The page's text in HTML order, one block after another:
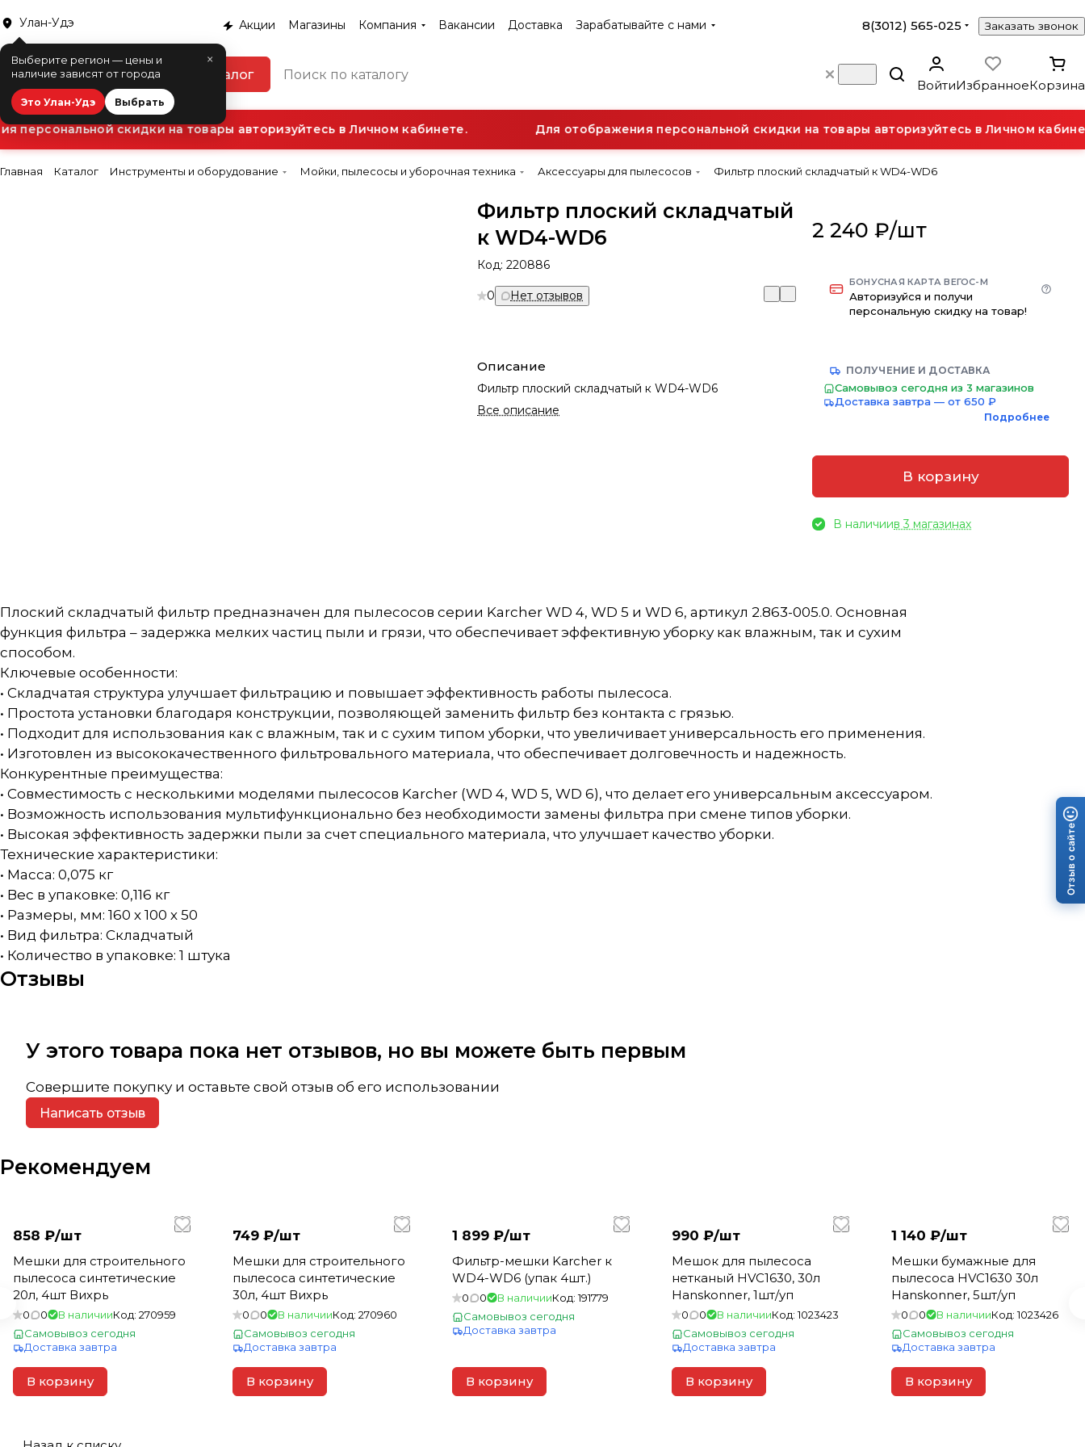
Улан-Удэ
×
Выберите регион — цены и
наличие зависят от города
Это Улан-Удэ Выбрать
Акции Магазины Компания Вакансии Доставка Зарабатывайте с нами 8(3012) 565-025 Заказать звонок
Каталог
ВойтиИзбранноеКорзина
персональной скидки на товары авторизуйтесь в Личном кабинете. Для отображения персональной скидки на товары авторизуйтесь в Личном
Главная Каталог Инструменты и оборудование Мойки, пылесосы и уборочная техника Аксессуары для пылесосов Фильтр плоский складчатый к WD4-WD6
Фильтр плоский складчатый
к WD4-WD6
Код:220886
0 Нет отзывов
Описание
Фильтр плоский складчатый к WD4-WD6
Все описание
2 240 ₽/шт
БОНУСНАЯ КАРТА ВЕГОС-М
Авторизуйся и получи
персональную скидку на товар!
ПОЛУЧЕНИЕ И ДОСТАВКА
Самовывоз сегодня из 3 магазинов
Доставка завтра — от 650 ₽
Подробнее
В корзину
В наличиив 3 магазинах
Плоский складчатый фильтр предназначен для пылесосов серии Karcher WD 4, WD 5 и WD 6, артикул 2.863-005.0. Основная
функция фильтра – задержка мелких частиц пыли и грязи, что обеспечивает эффективную уборку как влажным, так и сухим
способом.
Ключевые особенности:
• Складчатая структура улучшает фильтрацию и повышает эффективность работы пылесоса.
• Простота установки благодаря конструкции, позволяющей заменить фильтр без контакта с грязью.
• Подходит для использования как с влажным, так и с сухим типом уборки, что увеличивает универсальность его применения.
• Изготовлен из высококачественного фильтровального материала, что обеспечивает долговечность и надежность.
Конкурентные преимущества:
• Совместимость с несколькими моделями пылесосов Karcher (WD 4, WD 5, WD 6), что делает его универсальным аксессуаром.
• Возможность использования мультифункционально без необходимости замены фильтра при смене типов уборки.
• Высокая эффективность задержки пыли за счет специального материала, что улучшает качество уборки.
Технические характеристики:
• Масса: 0,075 кг
• Вес в упаковке: 0,116 кг
• Размеры, мм: 160 х 100 х 50
• Вид фильтра: Складчатый
• Количество в упаковке: 1 штука
Отзывы
У этого товара пока нет отзывов, но вы можете быть первым
Совершите покупку и оставьте свой отзыв об его использовании
Написать отзыв
Рекомендуем
858 ₽/шт
Мешки для строительного
пылесоса синтетические
20л, 4шт Вихрь
0 0 В наличииКод: 270959
Самовывоз сегодня
Доставка завтра
В корзину
749 ₽/шт
Мешки для строительного
пылесоса синтетические
30л, 4шт Вихрь
0 0 В наличииКод: 270960
Самовывоз сегодня
Доставка завтра
В корзину
1 899 ₽/шт
Фильтр-мешки Karcher к
WD4-WD6 (упак 4шт.)
0 0 В наличииКод:191779
Самовывоз сегодня
Доставка завтра
В корзину
990 ₽/шт
Мешок для пылесоса
нетканый HVC1630, 30л
Hanskonner, 1шт/уп
0 0 В наличииКод:1023423
Самовывоз сегодня
Доставка завтра
В корзину
1 140 ₽/шт
Мешки бумажные для
пылесоса HVC1630 30л
Hanskonner, 5шт/уп
0 0 В наличииКод:1023426
Самовывоз сегодня
Доставка завтра
В корзину
Отзыв о сайте